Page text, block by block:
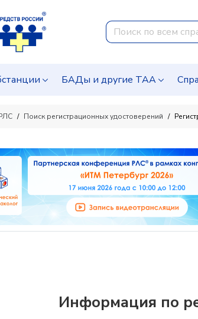
БАДы и другие ТАА
Поиск регистрационных удостоверений
Информация по